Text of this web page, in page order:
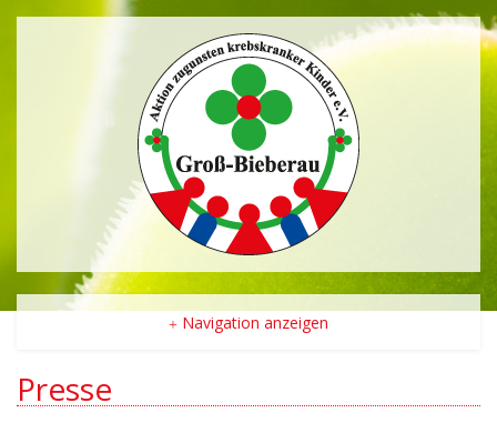
Navigation anzeigen
Presse